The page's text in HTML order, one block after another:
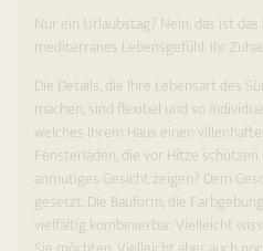
Nur ein Urlaubstag? Nein, das ist
mediterranes Lebensgefühl. Ihr
Die Details, die Ihre Lebensart des
machen, sind flexibel und so
welches Ihrem Haus einen
Fensterläden, die vor Hitze
anmutiges Gesicht zeigen? Dem
gesetzt. Die Bauform, die
vielfältig kombinierbar. Vielleicht